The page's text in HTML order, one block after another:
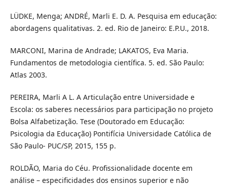
LÜDKE, Menga; ANDRÉ, Marli E. D. A. Pesquisa em educação:
abordagens qualitativas. 2. ed. Rio de Janeiro: E.P.U., 2018.
MARCONI, Marina de Andrade; LAKATOS, Eva Maria.
Fundamentos de metodologia científica. 5. ed. São Paulo:
Atlas 2003.
PEREIRA, Marli A L. A Articulação entre Universidade e
Escola: os saberes necessários para participação no projeto
Bolsa Alfabetização. Tese (Doutorado em Educação:
Psicologia da Educação) Pontifícia Universidade Católica de
São Paulo- PUC/SP, 2015, 155 p.
ROLDÃO, Maria do Céu. Profissionalidade docente em
análise – especificidades dos ensinos superior e não